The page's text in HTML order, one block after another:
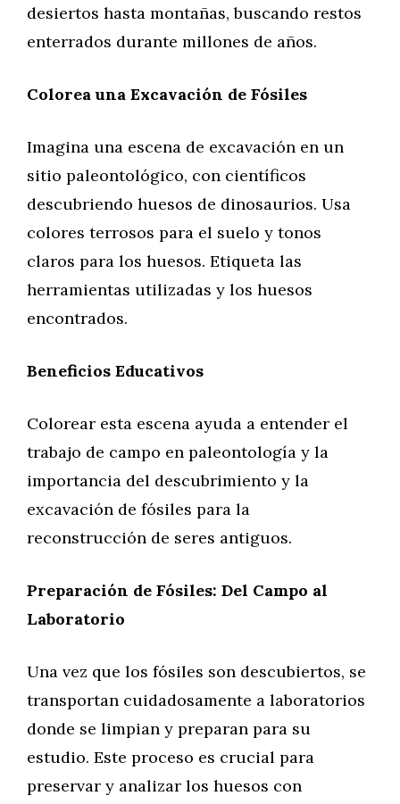
desiertos hasta montañas, buscando restos
enterrados durante millones de años.
Colorea una Excavación de Fósiles
Imagina una escena de excavación en un
sitio paleontológico, con científicos
descubriendo huesos de dinosaurios. Usa
colores terrosos para el suelo y tonos
claros para los huesos. Etiqueta las
herramientas utilizadas y los huesos
encontrados.
Beneficios Educativos
Colorear esta escena ayuda a entender el
trabajo de campo en paleontología y la
importancia del descubrimiento y la
excavación de fósiles para la
reconstrucción de seres antiguos.
Preparación de Fósiles: Del Campo al
Laboratorio
Una vez que los fósiles son descubiertos, se
transportan cuidadosamente a laboratorios
donde se limpian y preparan para su
estudio. Este proceso es crucial para
preservar y analizar los huesos con